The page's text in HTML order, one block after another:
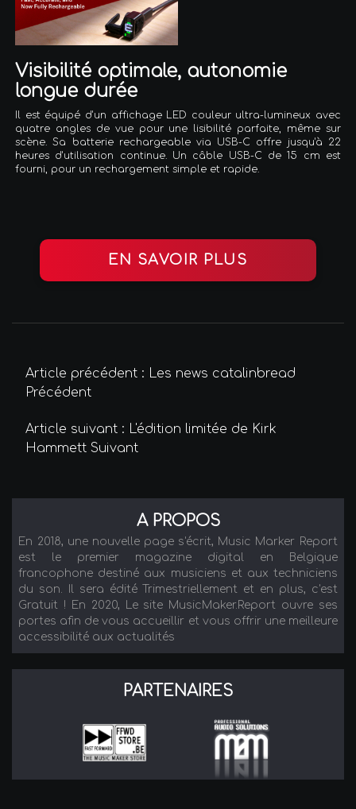
Visibilité optimale, autonomie
longue durée
Il est équipé d'un affichage LED couleur ultra-lumineux avec
quatre angles de vue pour une lisibilité parfaite, même sur
scène. Sa batterie rechargeable via USB-C offre jusqu'à 22
heures d'utilisation continue. Un câble USB-C de 15 cm est
fourni, pour un rechargement simple et rapide.
EN SAVOIR PLUS
Article précédent : Les news catalinbread
Précédent
Article suivant : L'édition limitée de Kirk
Hammett Suivant
A PROPOS
En 2018, une nouvelle page s'écrit, Music Marker Report
est le premier magazine digital en Belgique
francophone destiné aux musiciens et aux techniciens
du son. Il sera édité Trimestriellement et en plus, c'est
Gratuit ! En 2020, Le site MusicMaker.Report ouvre ses
portes afin de vous accueillir et vous offrir une meilleure
accessibilité aux actualités
PARTENAIRES